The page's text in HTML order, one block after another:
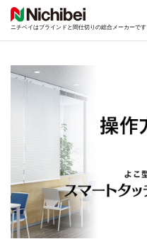
ニチベイはブラインドと間仕切りの総合メーカーです